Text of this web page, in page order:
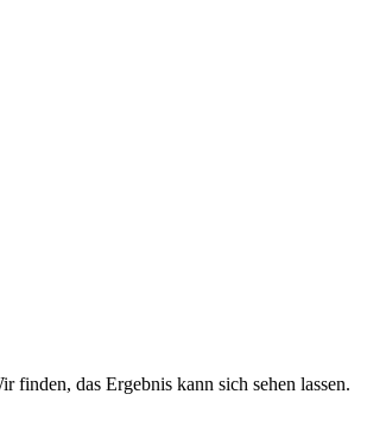
finden, das Ergebnis kann sich sehen lassen.